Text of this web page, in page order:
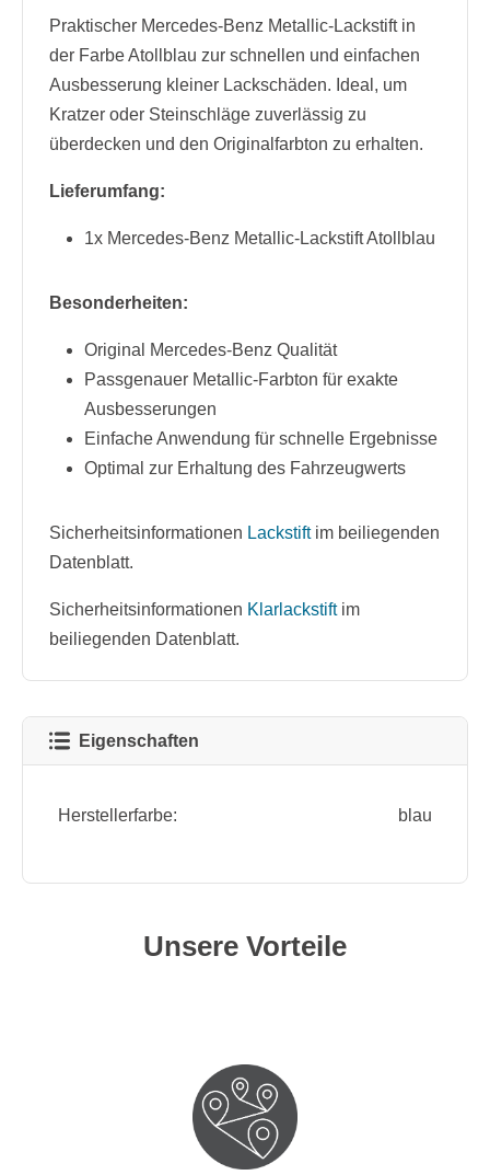
Praktischer Mercedes-Benz Metallic-Lackstift in
der Farbe Atollblau zur schnellen und einfachen
Ausbesserung kleiner Lackschäden. Ideal, um
Kratzer oder Steinschläge zuverlässig zu
überdecken und den Originalfarbton zu erhalten.
Lieferumfang:
1x Mercedes-Benz Metallic-Lackstift Atollblau
Besonderheiten:
Original Mercedes-Benz Qualität
Passgenauer Metallic-Farbton für exakte
Ausbesserungen
Einfache Anwendung für schnelle Ergebnisse
Optimal zur Erhaltung des Fahrzeugwerts
Sicherheitsinformationen Lackstift im beiliegenden
Datenblatt.
Sicherheitsinformationen Klarlackstift im
beiliegenden Datenblatt.
Eigenschaften
Herstellerfarbe: blau
Unsere Vorteile